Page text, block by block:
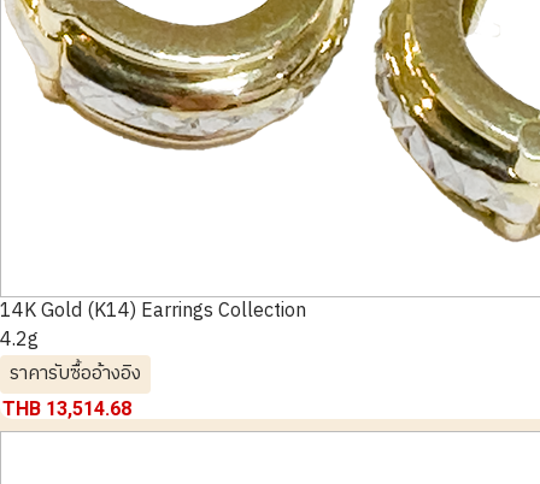
14K Gold (K14) Earrings Collection
4.2g
ราคารับซื้ออ้างอิง
THB 13,514.68